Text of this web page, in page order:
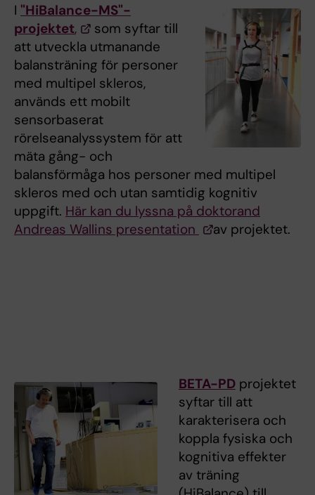
I "HiBalance-MS"-
projektet,
som syftar till
att utveckla utmanande
balansträning för personer
med multipel skleros,
används ett mobilt
sensorbaserat
rörelseanalyssystem för att
mäta gång- och
balansförmåga hos personer med multipel
skleros med och utan samtidig kognitiv
uppgift. Här kan du lyssna på doktorand
Andreas Wallins presentation
av projektet.
BETA-PD projektet
syftar till att
karakterisera och
koppla fysiska och
kognitiva effekter
av träning